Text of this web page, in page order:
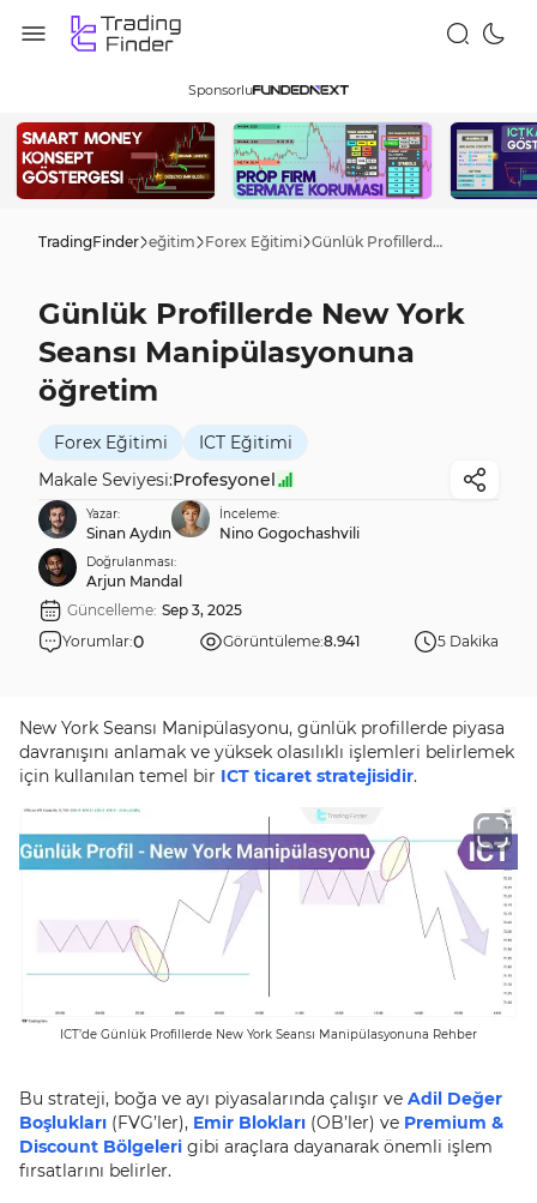
Sponsorlu
TradingFinder eğitim Forex Eğitimi Günlük Profillerde New York Seansı Manipülasyonuna öğretim
Günlük Profillerde New York
Seansı Manipülasyonuna
öğretim
Forex Eğitimi
ICT Eğitimi
Makale Seviyesi:Profesyonel
Yazar:
Sinan Aydın
İnceleme:
Nino Gogochashvili
Doğrulanması:
Arjun Mandal
Güncelleme: Sep 3, 2025
Yorumlar:0 Görüntüleme:8.941 5 Dakika
New York Seansı Manipülasyonu, günlük profillerde piyasa
davranışını anlamak ve yüksek olasılıklı işlemleri belirlemek
için kullanılan temel bir ICT ticaret stratejisidir.
ICT’de Günlük Profillerde New York Seansı Manipülasyonuna Rehber
Bu strateji, boğa ve ayı piyasalarında çalışır ve Adil Değer
Boşlukları (FVG’ler), Emir Blokları (OB’ler) ve Premium &
Discount Bölgeleri gibi araçlara dayanarak önemli işlem
fırsatlarını belirler.